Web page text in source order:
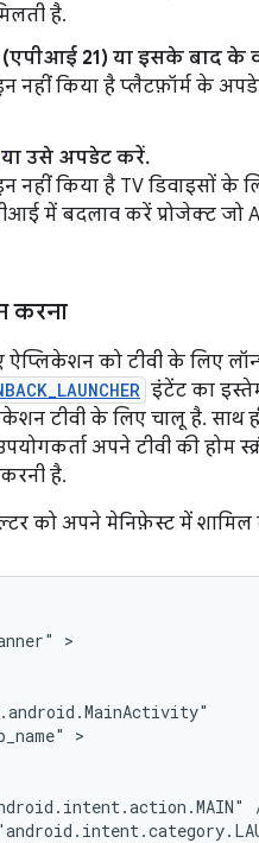
है.
21) या इसके बाद के
नहीं किया है प्लैटफ़ॉर्म के
या उसे अपडेट करें.
नहीं किया है TV डिवाइसों
में बदलाव करें प्रोजेक्ट
करना
को टीवी के लिए
इंटेंट का
टीवी के लिए चालू है. साथ
अपने टीवी की होम
है.
को अपने मेनिफ़ेस्ट में शामिल
>